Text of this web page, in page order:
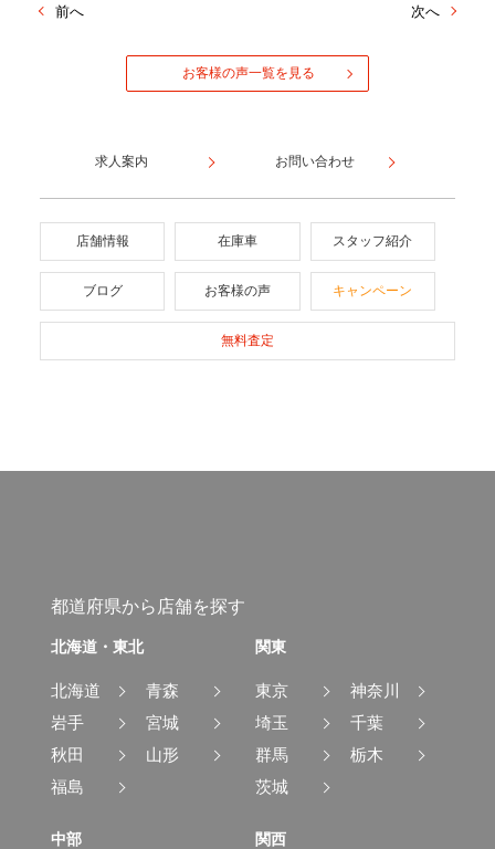
前へ 次へ
お客様の声一覧を見る
求人案内 お問い合わせ
店舗情報 在庫車 スタッフ紹介
ブログ お客様の声 キャンペーン
無料査定
都道府県から店舗を探す
北海道・東北
北海道
青森
岩手
宮城
秋田
山形
福島
関東
東京
神奈川
埼玉
千葉
群馬
栃木
茨城
中部 関西